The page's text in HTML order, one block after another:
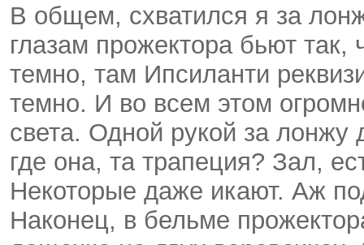
В общем, схватился я за
глазам прожектора бьют так,
темно, там Ипсиланти
темно. И во всем этом
света. Одной рукой за
где она, та трапеция? Зал,
Некоторые даже икают. Аж
Наконец, в бельме